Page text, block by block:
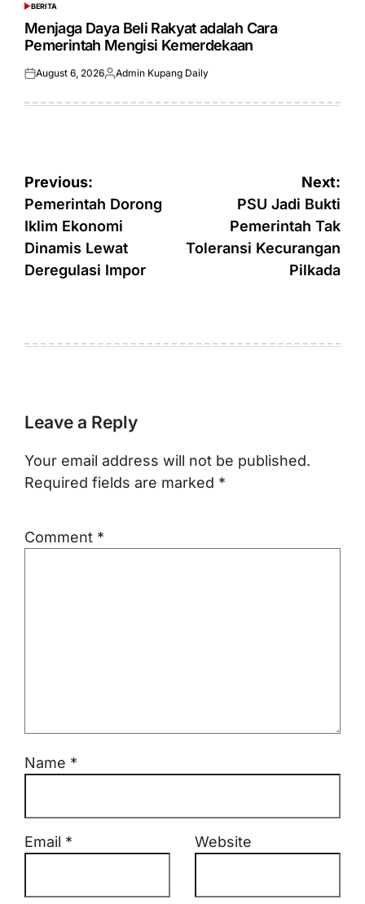
POSTED
IN
BERITA
Menjaga Daya Beli Rakyat adalah Cara
Pemerintah Mengisi Kemerdekaan
Posted
August 6, 2026Posted
Admin Kupang Daily
Post
navigation
Previous:
Pemerintah Dorong
Iklim Ekonomi
Dinamis Lewat
Deregulasi Impor
Next:
PSU Jadi Bukti
Pemerintah Tak
Toleransi Kecurangan
Pilkada
Leave a Reply
Your email address will not be published.
Required fields are marked *
Comment *
Name *
Email * Website